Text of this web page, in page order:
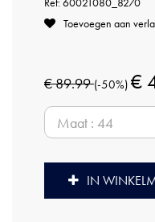
Toevoegen aan
€ 89.99(-50%) €
IN